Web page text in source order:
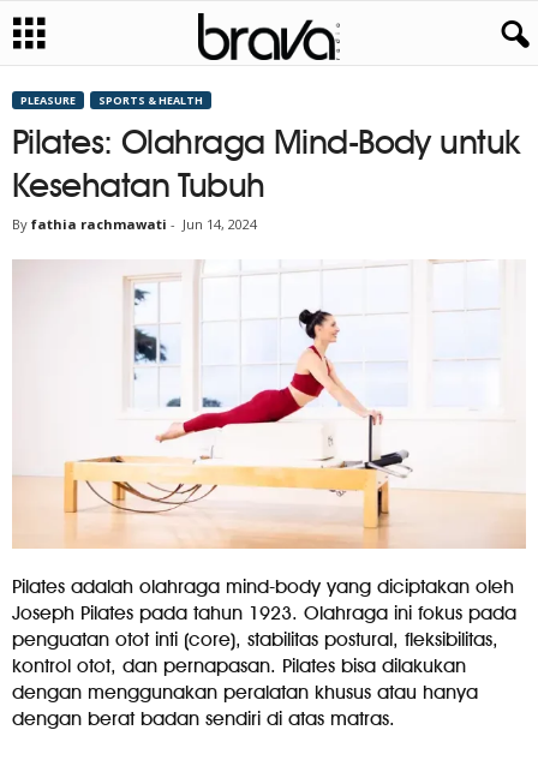
PLEASURE SPORTS & HEALTH
Pilates: Olahraga Mind-Body untuk
Kesehatan Tubuh
By fathia rachmawati - Jun 14, 2024
Pilates adalah olahraga mind-body yang diciptakan oleh
Joseph Pilates pada tahun 1923. Olahraga ini fokus pada
penguatan otot inti (core), stabilitas postural, fleksibilitas,
kontrol otot, dan pernapasan. Pilates bisa dilakukan
dengan menggunakan peralatan khusus atau hanya
dengan berat badan sendiri di atas matras.